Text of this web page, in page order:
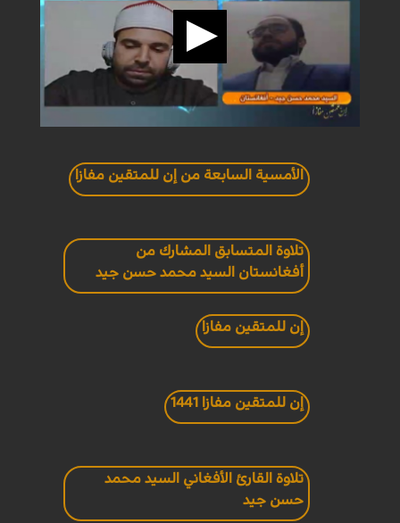
الأمسية السابعة من إن للمتقين مفازا
تلاوة المتسابق المشارك من
أفغانستان السيد محمد حسن جيد
إن للمتقين مفازا
إن للمتقين مفازا 1441
تلاوة القارئ الأفغاني السيد محمد
حسن جيد